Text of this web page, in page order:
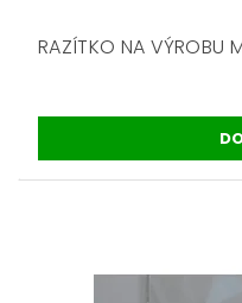
RAZÍTKO NA VÝROBU